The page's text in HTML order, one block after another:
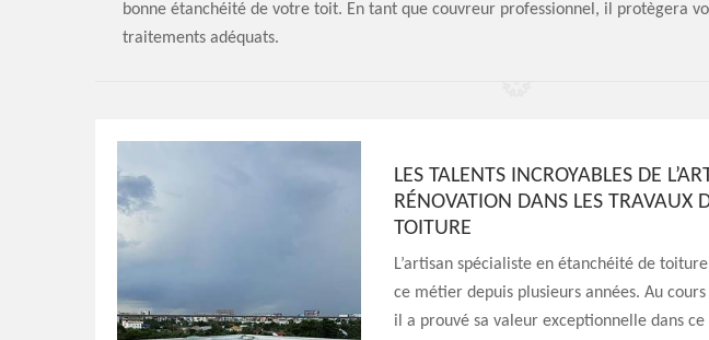
bonne étanchéité de votre toit. En tant que couvreur professionnel, il protègera
traitements adéquats.
LES TALENTS INCROYABLES DE
RÉNOVATION DANS LES TRAVAUX
TOITURE
L’artisan spécialiste en étanchéité de
ce métier depuis plusieurs années. Au cours
il a prouvé sa valeur exceptionnelle dans